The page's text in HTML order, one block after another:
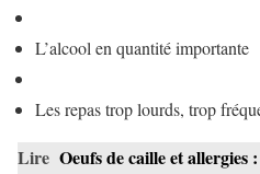
L’alcool en quantité importante
Les repas trop lourds, trop
Lire Oeufs de caille et allergies